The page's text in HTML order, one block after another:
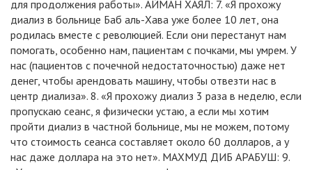
для продолжения работы». АЙМАН ХАЯЛ: 7. «Я прохожу
диализ в больнице Баб аль-Хава уже более 10 лет, она
родилась вместе с революцией. Если они перестанут нам
помогать, особенно нам, пациентам с почками, мы умрем. У
нас (пациентов с почечной недостаточностью) даже нет
денег, чтобы арендовать машину, чтобы отвезти нас в
центр диализа». 8. «Я прохожу диализ 3 раза в неделю, если
пропускаю сеанс, я физически устаю, а если мы хотим
пройти диализ в частной больнице, мы не можем, потому
что стоимость сеанса составляет около 60 долларов, а у
нас даже доллара на это нет». МАХМУД ДИБ АРАБУШ: 9.